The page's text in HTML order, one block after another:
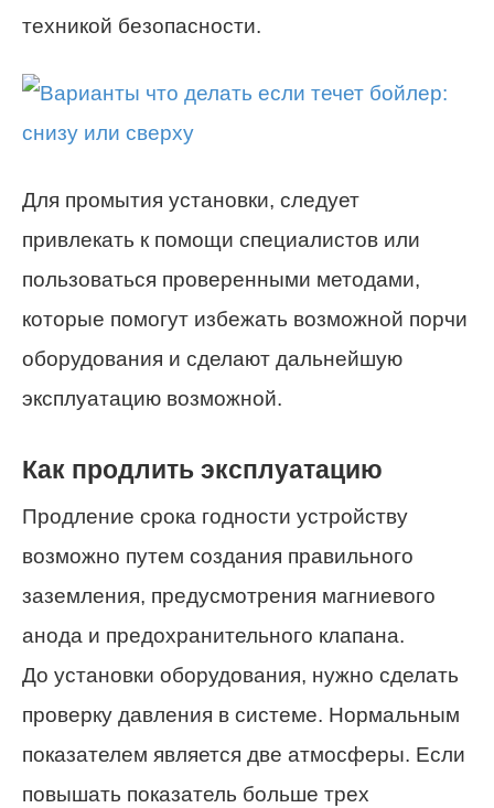
техникой безопасности.
Для промытия установки, следует
привлекать к помощи специалистов или
пользоваться проверенными методами,
которые помогут избежать возможной порчи
оборудования и сделают дальнейшую
эксплуатацию возможной.
Как продлить эксплуатацию
Продление срока годности устройству
возможно путем создания правильного
заземления, предусмотрения магниевого
анода и предохранительного клапана.
До установки оборудования, нужно сделать
проверку давления в системе. Нормальным
показателем является две атмосферы. Если
повышать показатель больше трех